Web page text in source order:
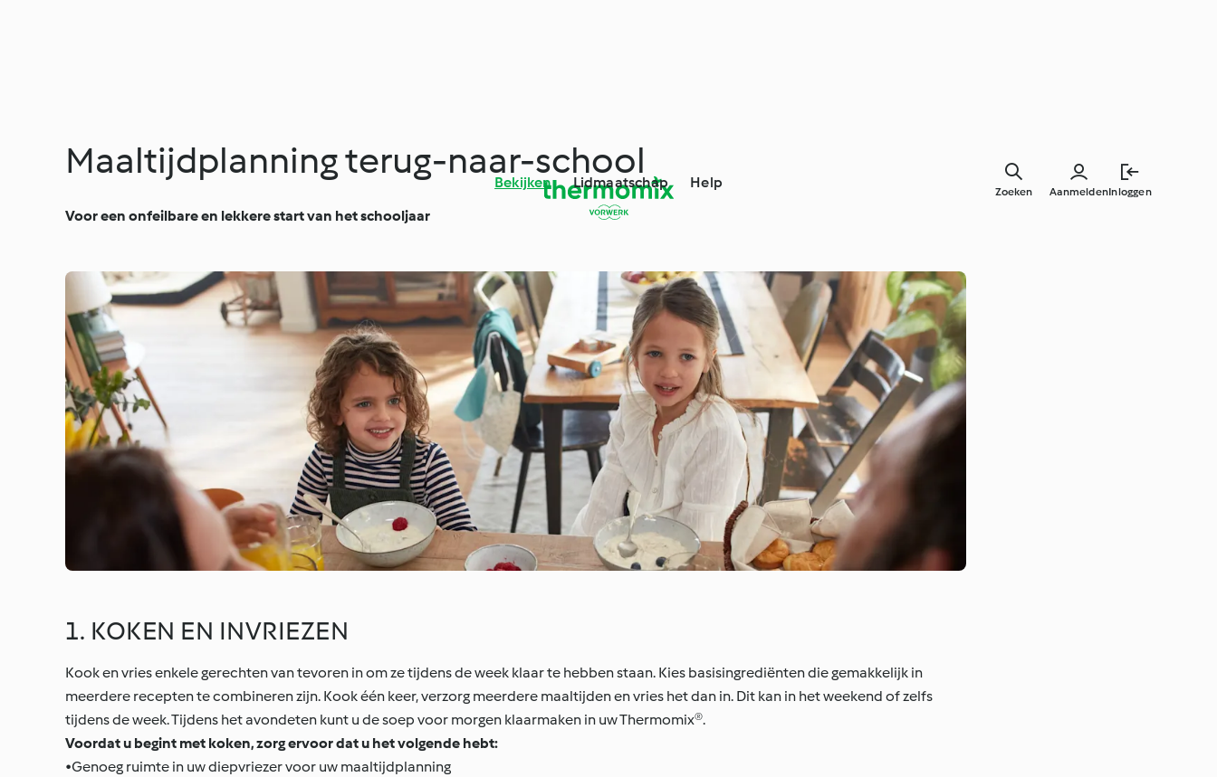
Bekijken Lidmaatschap Help
AanmeldenInloggen
Zoeken
Maaltijdplanning terug-naar-school
Voor een onfeilbare en lekkere start van het schooljaar
1. KOKEN EN INVRIEZEN
Kook en vries enkele gerechten van tevoren in om ze tijdens de week klaar te hebben staan. Kies basisingrediënten die gemakkelijk in
meerdere recepten te combineren zijn. Kook één keer, verzorg meerdere maaltijden en vries het dan in. Dit kan in het weekend of zelfs
tijdens de week. Tijdens het avondeten kunt u de soep voor morgen klaarmaken in uw Thermomix®.
Voordat u begint met koken, zorg ervoor dat u het volgende hebt:
•Genoeg ruimte in uw diepvriezer voor uw maaltijdplanning